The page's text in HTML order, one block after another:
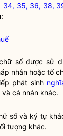
34, 35, 36, 38,
số được sử
nhân hoặc tổ
phát sinh
và cá nhân khác.
số và ký tự
tượng khác.